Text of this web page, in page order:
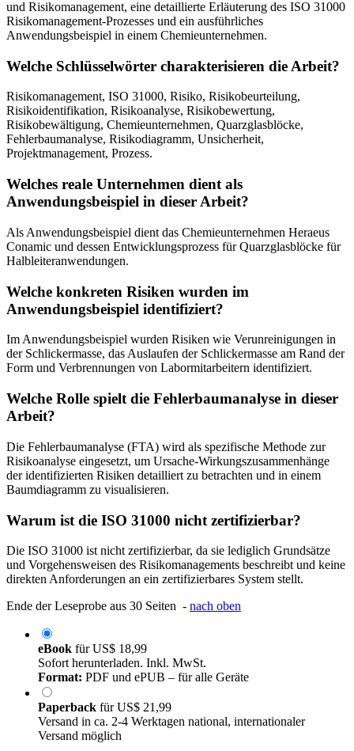
und Risikomanagement, eine detaillierte Erläuterung des ISO 31000
Risikomanagement-Prozesses und ein ausführliches
Anwendungsbeispiel in einem Chemieunternehmen.
Welche Schlüsselwörter charakterisieren die Arbeit?
Risikomanagement, ISO 31000, Risiko, Risikobeurteilung,
Risikoidentifikation, Risikoanalyse, Risikobewertung,
Risikobewältigung, Chemieunternehmen, Quarzglasblöcke,
Fehlerbaumanalyse, Risikodiagramm, Unsicherheit,
Projektmanagement, Prozess.
Welches reale Unternehmen dient als
Anwendungsbeispiel in dieser Arbeit?
Als Anwendungsbeispiel dient das Chemieunternehmen Heraeus
Conamic und dessen Entwicklungsprozess für Quarzglasblöcke für
Halbleiteranwendungen.
Welche konkreten Risiken wurden im
Anwendungsbeispiel identifiziert?
Im Anwendungsbeispiel wurden Risiken wie Verunreinigungen in
der Schlickermasse, das Auslaufen der Schlickermasse am Rand der
Form und Verbrennungen von Labormitarbeitern identifiziert.
Welche Rolle spielt die Fehlerbaumanalyse in dieser
Arbeit?
Die Fehlerbaumanalyse (FTA) wird als spezifische Methode zur
Risikoanalyse eingesetzt, um Ursache-Wirkungszusammenhänge
der identifizierten Risiken detailliert zu betrachten und in einem
Baumdiagramm zu visualisieren.
Warum ist die ISO 31000 nicht zertifizierbar?
Die ISO 31000 ist nicht zertifizierbar, da sie lediglich Grundsätze
und Vorgehensweisen des Risikomanagements beschreibt und keine
direkten Anforderungen an ein zertifizierbares System stellt.
Ende der Leseprobe aus 30 Seiten - nach oben
eBook fürUS$ 18,99
Sofort herunterladen. Inkl. MwSt.
Format: PDF und ePUB – für alle Geräte
Paperback fürUS$ 21,99
Versand in ca. 2-4 Werktagen national, internationaler
Versand möglich